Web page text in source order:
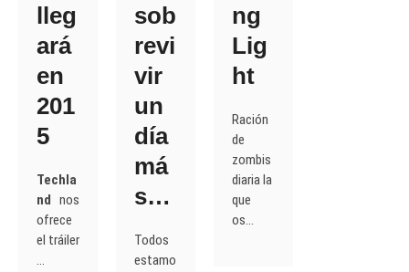
lleg
ará
en
201
5
Techla
nd nos
ofrece
el tráiler
…
sob
revi
vir
un
día
má
s…
Todos
estamo
ng
Lig
ht
Ración
de
zombis
diaria la
que
os…